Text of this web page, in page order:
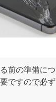
前の準備につ
ですので必ず